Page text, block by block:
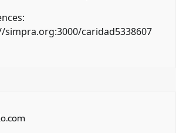
simpra.org:3000/caridad5338607